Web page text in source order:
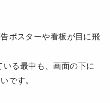
ポスターや看板が目に飛
る最中も、画面の下に
です。